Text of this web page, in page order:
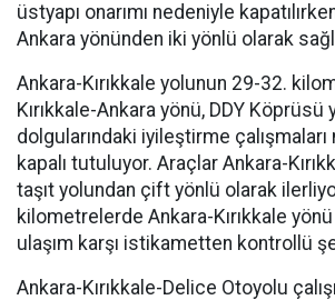
üstyapı onarımı nedeniyle
Ankara yönünden iki yönlü olarak
Ankara-Kırıkkale yolunun 29-32.
Kırıkkale-Ankara yönü, DDY Köprüsü
dolgularındaki iyileştirme
kapalı tutuluyor. Araçlar Ankara-
taşıt yolundan çift yönlü olarak
kilometrelerde Ankara-Kırıkkale
ulaşım karşı istikametten kontrollü
Ankara-Kırıkkale-Delice Otoyolu